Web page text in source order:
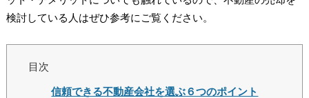
検討している人はぜひ参考にご覧ください。
目次
信頼できる不動産会社を選ぶ６つのポイント